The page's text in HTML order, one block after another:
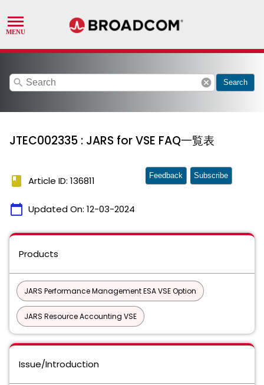
search cancel Search
JTEC002335 : JARS for VSE FAQ一覧表
book Article ID: 136811
calendar_today Updated On: 12-03-2024
Feedback Subscribe
Products
JARS Performance Management ESA VSE Option
JARS Resource Accounting VSE
Issue/Introduction